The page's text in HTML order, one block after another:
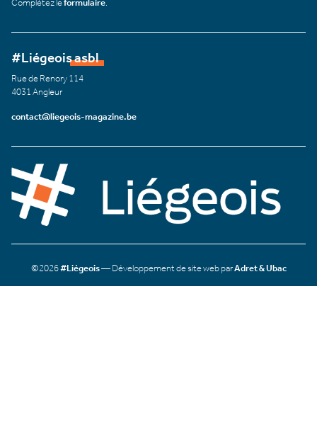
Complétez leformulaire
#Liégeois asbl
Rue de Renory 114
4031 Angleur
contact@liegeois-magazine.be
©2026#Liégeois— Développement de site web parAdret & Ubac